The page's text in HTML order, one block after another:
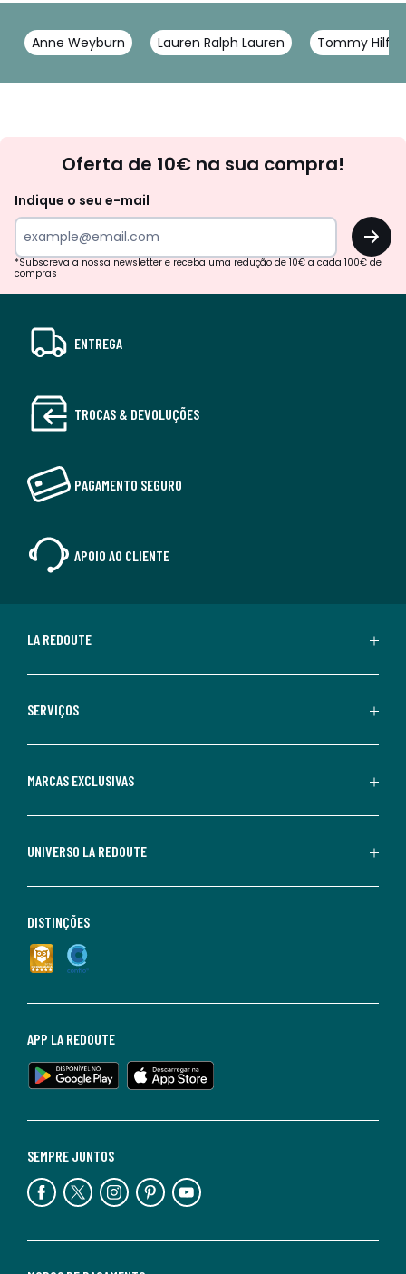
Anne Weyburn Lauren Ralph Lauren Tommy
Oferta de 10€ na sua compra!
Indique o seu e-mail
OK
*Subscreva a nossa newsletter e receba uma redução de 10€ a cada 100€ de
compras
ENTREGA
TROCAS & DEVOLUÇÕES
PAGAMENTO SEGURO
APOIO AO CLIENTE
LA REDOUTE
SERVIÇOS
MARCAS EXCLUSIVAS
UNIVERSO LA REDOUTE
SEMPRE JUNTOS
APP LA REDOUTE
DISTINÇÕES